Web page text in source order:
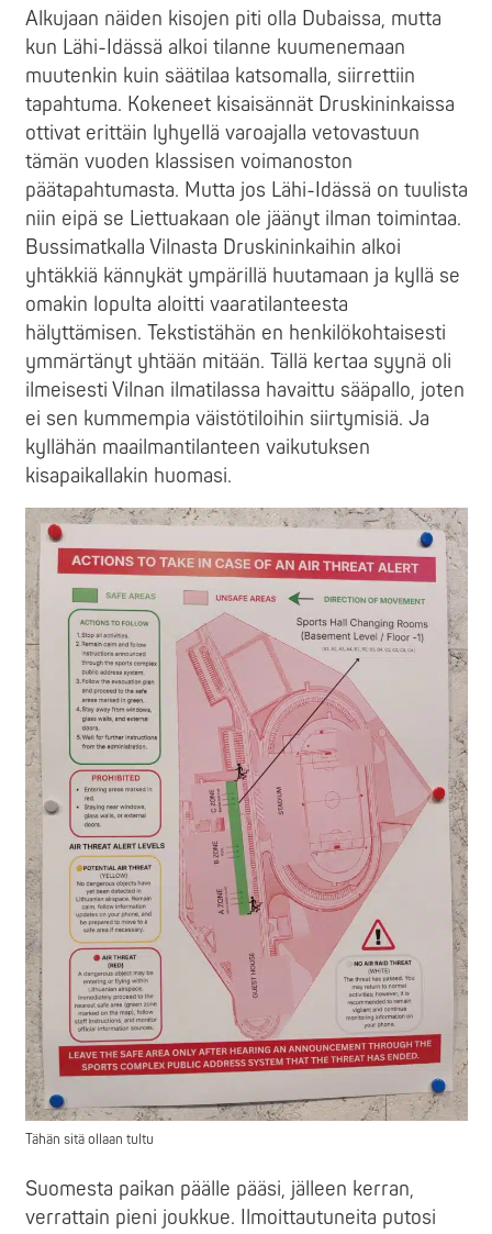
Alkujaan näiden kisojen piti olla Dubaissa, mutta
kun Lähi-Idässä alkoi tilanne kuumenemaan
muutenkin kuin säätilaa katsomalla, siirrettiin
tapahtuma. Kokeneet kisaisännät Druskininkaissa
ottivat erittäin lyhyellä varoajalla vetovastuun
tämän vuoden klassisen voimanoston
päätapahtumasta. Mutta jos Lähi-Idässä on tuulista
niin eipä se Liettuakaan ole jäänyt ilman toimintaa.
Bussimatkalla Vilnasta Druskininkaihin alkoi
yhtäkkiä kännykät ympärillä huutamaan ja kyllä se
omakin lopulta aloitti vaaratilanteesta
hälyttämisen. Tekstistähän en henkilökohtaisesti
ymmärtänyt yhtään mitään. Tällä kertaa syynä oli
ilmeisesti Vilnan ilmatilassa havaittu sääpallo, joten
ei sen kummempia väistötiloihin siirtymisiä. Ja
kyllähän maailmantilanteen vaikutuksen
kisapaikallakin huomasi.
Tähän sitä ollaan tultu
Suomesta paikan päälle pääsi, jälleen kerran,
verrattain pieni joukkue. Ilmoittautuneita putosi